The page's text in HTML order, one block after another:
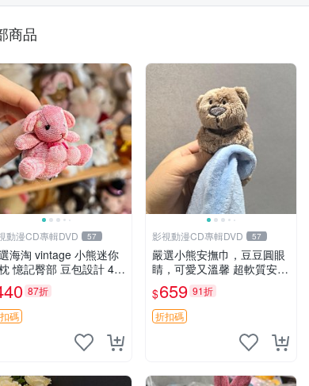
商品
動漫CD專輯DVD 57
海淘 vintage 小熊迷你
憶記臀部 豆包設計 4c
高 推薦收藏 迷你豆包小
高臀部、豆袋抱枕
87折
碼
影視動漫CD專輯DVD 57
嚴選小熊安撫巾，豆豆圓眼
睛，可愛又溫馨 超軟質安撫
巾，豆豆設計，哄睡好幫手
約克豆豆眼安撫巾 數碼豆豆
眼
$659 91折
折扣碼